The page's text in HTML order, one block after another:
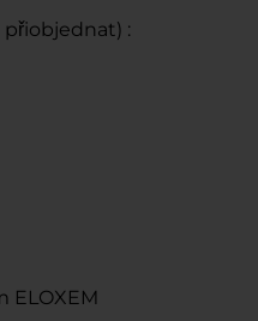
přiobjednat) :
ELOXEM